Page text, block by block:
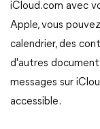
iCloud.com avec
Apple, vous
calendrier, des
d'autres
messages sur
accessible.